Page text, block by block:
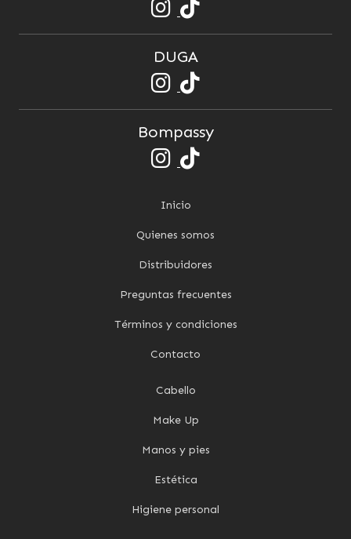
DUGA
Bompassy
Quienes somos
Preguntas frecuentes
Términos y condiciones
Make Up
Manos y pies
Higiene personal